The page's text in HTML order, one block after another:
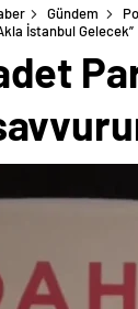
Gündem
İstanbul Gelecek”